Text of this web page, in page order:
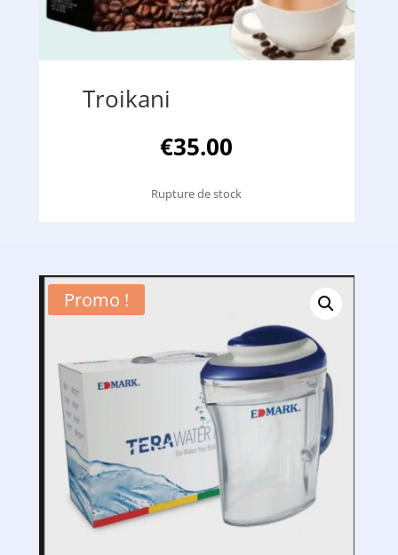
Troikani
€35.00
Rupture de stock
Promo !